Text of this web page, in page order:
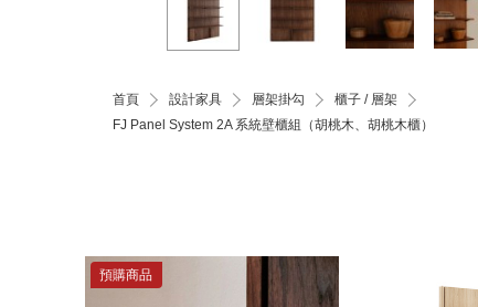
首頁 設計家具 層架掛勾
櫃子 / 層架
FJ Panel System 2A 系統壁櫃組（胡桃木、胡桃木櫃）
預購商品